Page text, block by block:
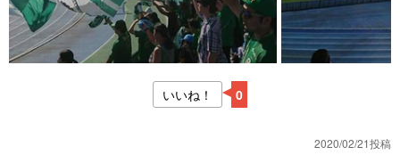
いいね！ 0
2020/02/21投稿